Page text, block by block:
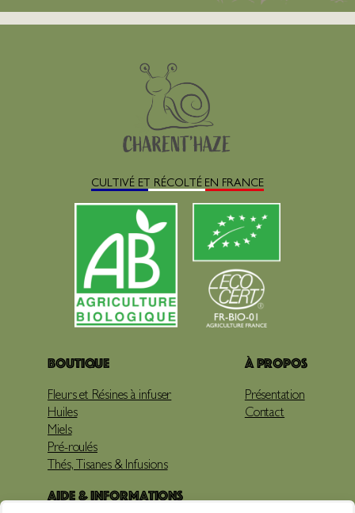
CULTIVÉ ET RÉCOLTÉ EN FRANCE
Boutique
Fleurs et Résines à infuser
Huiles
Miels
Pré-roulés
Thés, Tisanes & Infusions
À propos
Présentation
Contact
Aide & Informations